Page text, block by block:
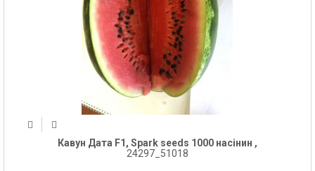
Кавун Дата F1, Spark seeds 1000 насінин ,
24297_51018